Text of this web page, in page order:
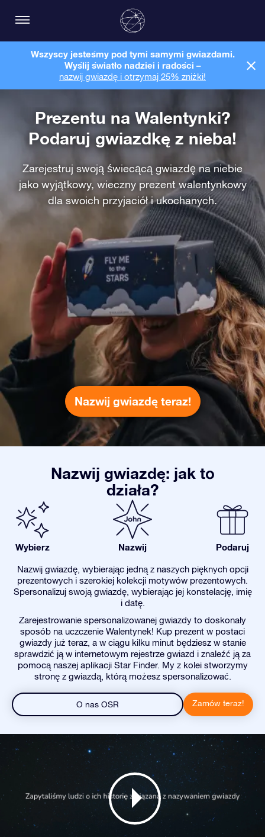
Wszyscy jesteśmy pod tymi samymi gwiazdami.
Wyślij światło nadziei i radości –
nazwij gwiazdę i otrzymaj 25% zniżki!
Prezentu na Walentynki?
Podaruj gwiazdkę z nieba!
Zarejestruj swoją świecącą gwiazdę na niebie
jako wyjątkowy, wieczny prezent walentynkowy
dla swoich przyjaciół i ukochanych.
Nazwij gwiazdę teraz!
Nazwij gwiazdę: jak to
działa?
Wybierz Nazwij Podaruj
Nazwij gwiazdę, wybierając jedną z naszych pięknych opcji
prezentowych i szerokiej kolekcji motywów prezentowych.
Spersonalizuj swoją gwiazdę, wybierając jej konstelację, imię
i datę.
Zarejestrowanie spersonalizowanej gwiazdy to doskonały
sposób na uczczenie Walentynek! Kup prezent w postaci
gwiazdy już teraz, a w ciągu kilku minut będziesz w stanie
sprawdzić ją w internetowym rejestrze gwiazd i znaleźć ją za
pomocą naszej aplikacji Star Finder. My z kolei stworzymy
stronę z gwiazdą, którą możesz spersonalizować.
O nas OSR Zamów teraz!